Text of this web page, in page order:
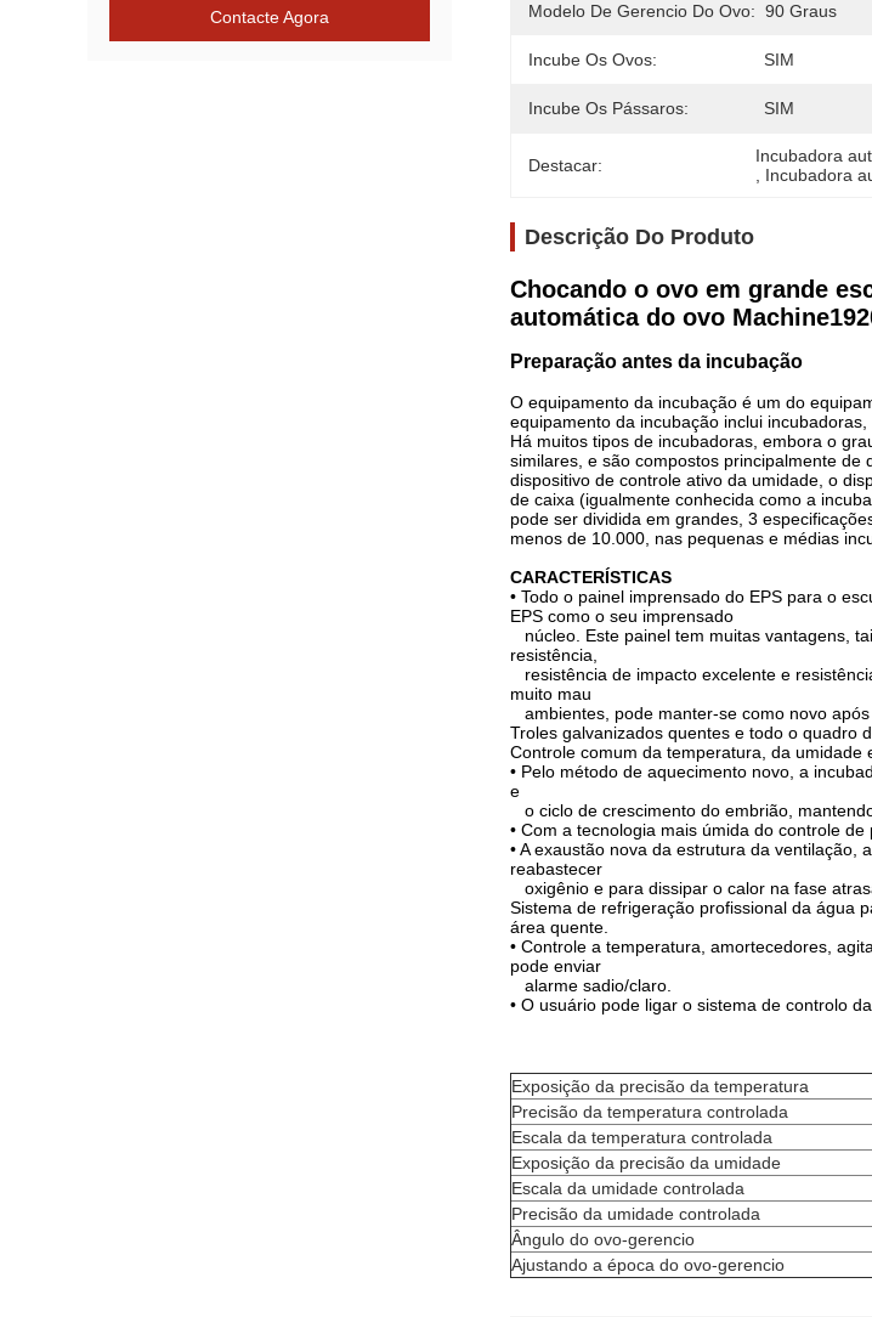
Contacte Agora Modelo De Gerencio Do Ovo: 90 Graus
Incube Os Ovos: SIM
Incube Os Pássaros: SIM
Destacar: Incubadora
Incubadora
Descrição Do Produto
Chocando o ovo em grande
automática do ovo
Preparação antes da incubação
O equipamento da incubação é um do
equipamento da incubação inclui
Há muitos tipos de incubadoras, embora o
similares, e são compostos principalmente
dispositivo de controle ativo da umidade, o
de caixa (igualmente conhecida como a
pode ser dividida em grandes, 3
menos de 10.000, nas pequenas e médias
CARACTERÍSTICAS
• Todo o painel imprensado do EPS para o
EPS como o seu imprensado
núcleo. Este painel tem muitas vantagens,
resistência,
resistência de impacto excelente e
muito mau
ambientes, pode manter-se como novo após
Troles galvanizados quentes e todo o quadro
Controle comum da temperatura, da umidade
• Pelo método de aquecimento novo, a
e
o ciclo de crescimento do embrião,
• Com a tecnologia mais úmida do controle
• A exaustão nova da estrutura da
reabastecer
oxigênio e para dissipar o calor na fase
Sistema de refrigeração profissional da água
área quente.
• Controle a temperatura, amortecedores,
pode enviar
alarme sadio/claro.
• O usuário pode ligar o sistema de controlo
Exposição da precisão da temperatura
Precisão da temperatura controlada
Escala da temperatura controlada
Exposição da precisão da umidade
Escala da umidade controlada
Precisão da umidade controlada
Ângulo do ovo-gerencio
Ajustando a época do ovo-gerencio